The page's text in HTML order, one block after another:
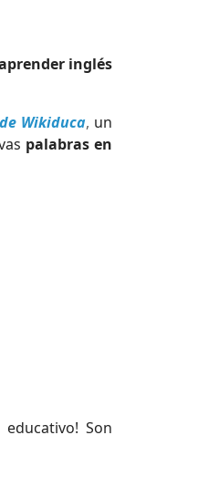
inglés
Wikiduca, un
palabras en
Son